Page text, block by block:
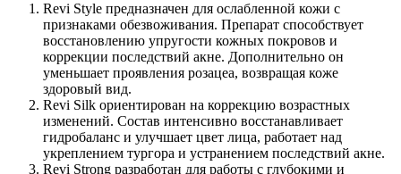
Revi Style предназначен для ослабленной кожи с
признаками обезвоживания. Препарат способствует
восстановлению упругости кожных покровов и
коррекции последствий акне. Дополнительно он
уменьшает проявления розацеа, возвращая коже
здоровый вид.
Revi Silk ориентирован на коррекцию возрастных
изменений. Состав интенсивно восстанавливает
гидробаланс и улучшает цвет лица, работает над
укреплением тургора и устранением последствий акне.
Revi Strong разработан для работы с глубокими и